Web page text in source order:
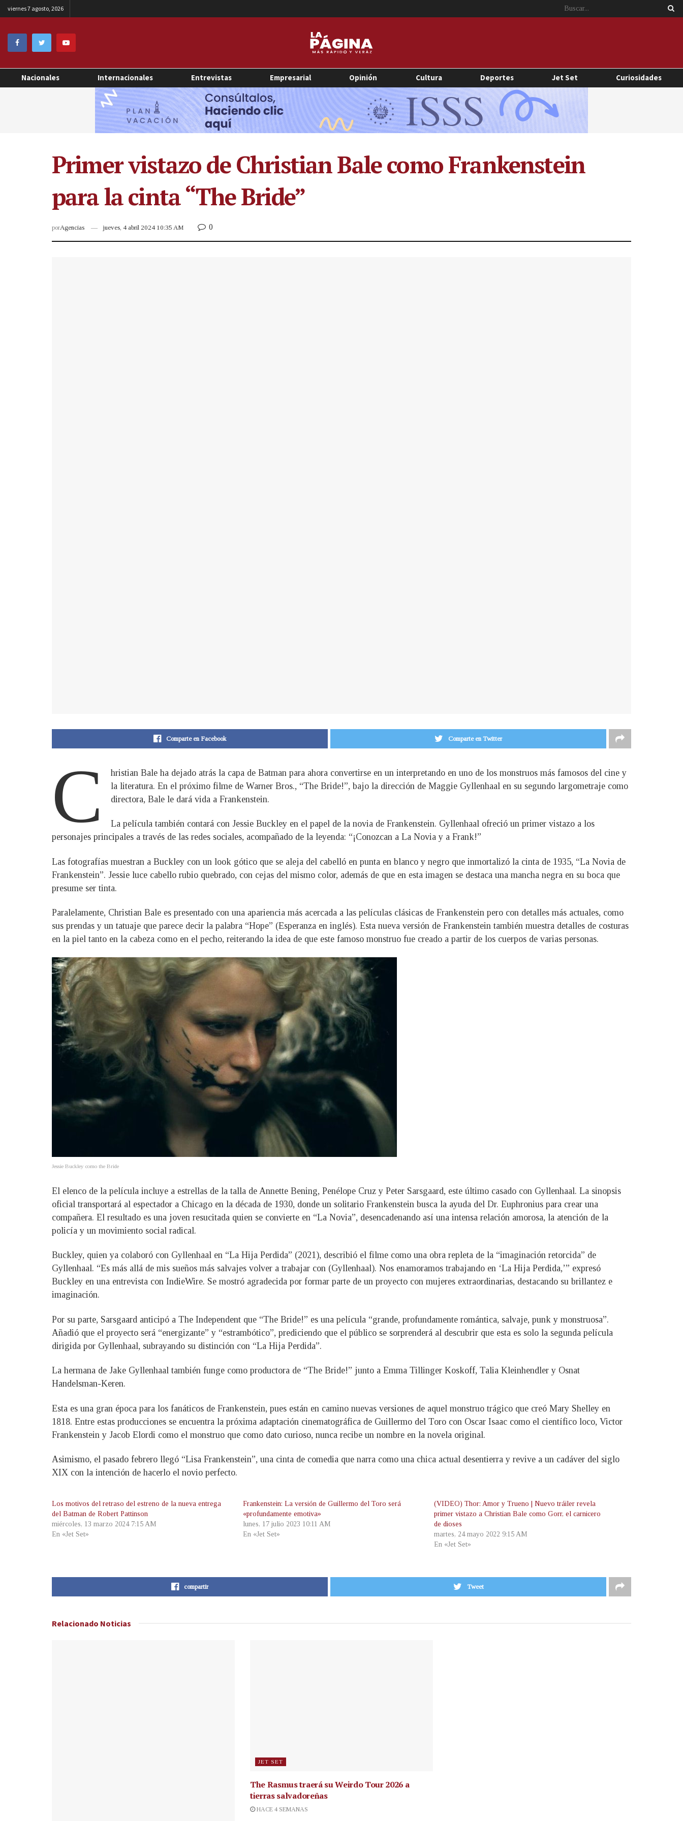
viernes 7 agosto, 2026
Nacionales Internacionales Entrevistas Empresarial Opinión Cultura Deportes Jet Set Curiosidades
Primer vistazo de Christian Bale como Frankenstein
para la cinta “The Bride”
porAgencias jueves, 4 abril 2024 10:35 AM 0
Comparte en Facebook Comparte en Twitter
C
hristian Bale ha dejado atrás la capa de Batman para ahora convertirse en un interpretando en uno de los monstruos más famosos del cine y
la literatura. En el próximo filme de Warner Bros., “The Bride!”, bajo la dirección de Maggie Gyllenhaal en su segundo largometraje como
directora, Bale le dará vida a Frankenstein.
La película también contará con Jessie Buckley en el papel de la novia de Frankenstein. Gyllenhaal ofreció un primer vistazo a los
personajes principales a través de las redes sociales, acompañado de la leyenda: “¡Conozcan a La Novia y a Frank!”
Las fotografías muestran a Buckley con un look gótico que se aleja del cabelló en punta en blanco y negro que inmortalizó la cinta de 1935, “La Novia de
Frankenstein”. Jessie luce cabello rubio quebrado, con cejas del mismo color, además de que en esta imagen se destaca una mancha negra en su boca que
presume ser tinta.
Paralelamente, Christian Bale es presentado con una apariencia más acercada a las películas clásicas de Frankenstein pero con detalles más actuales, como
sus prendas y un tatuaje que parece decir la palabra “Hope” (Esperanza en inglés). Esta nueva versión de Frankenstein también muestra detalles de costuras
en la piel tanto en la cabeza como en el pecho, reiterando la idea de que este famoso monstruo fue creado a partir de los cuerpos de varias personas.
Jessie Buckley como the Bride
El elenco de la película incluye a estrellas de la talla de Annette Bening, Penélope Cruz y Peter Sarsgaard, este último casado con Gyllenhaal. La sinopsis
oficial transportará al espectador a Chicago en la década de 1930, donde un solitario Frankenstein busca la ayuda del Dr. Euphronius para crear una
compañera. El resultado es una joven resucitada quien se convierte en “La Novia”, desencadenando así una intensa relación amorosa, la atención de la
policía y un movimiento social radical.
Buckley, quien ya colaboró con Gyllenhaal en “La Hija Perdida” (2021), describió el filme como una obra repleta de la “imaginación retorcida” de
Gyllenhaal. “Es más allá de mis sueños más salvajes volver a trabajar con (Gyllenhaal). Nos enamoramos trabajando en ‘La Hija Perdida,’” expresó
Buckley en una entrevista con IndieWire. Se mostró agradecida por formar parte de un proyecto con mujeres extraordinarias, destacando su brillantez e
imaginación.
Por su parte, Sarsgaard anticipó a The Independent que “The Bride!” es una película “grande, profundamente romántica, salvaje, punk y monstruosa”.
Añadió que el proyecto será “energizante” y “estrambótico”, prediciendo que el público se sorprenderá al descubrir que esta es solo la segunda película
dirigida por Gyllenhaal, subrayando su distinción con “La Hija Perdida”.
La hermana de Jake Gyllenhaal también funge como productora de “The Bride!” junto a Emma Tillinger Koskoff, Talia Kleinhendler y Osnat
Handelsman-Keren.
Esta es una gran época para los fanáticos de Frankenstein, pues están en camino nuevas versiones de aquel monstruo trágico que creó Mary Shelley en
1818. Entre estas producciones se encuentra la próxima adaptación cinematográfica de Guillermo del Toro con Oscar Isaac como el científico loco, Victor
Frankenstein y Jacob Elordi como el monstruo que como dato curioso, nunca recibe un nombre en la novela original.
Asimismo, el pasado febrero llegó “Lisa Frankenstein”, una cinta de comedia que narra como una chica actual desentierra y revive a un cadáver del siglo
XIX con la intención de hacerlo el novio perfecto.
Los motivos del retraso del estreno de la nueva entrega
del Batman de Robert Pattinson
miércoles, 13 marzo 2024 7:15 AM
En «Jet Set»
Frankenstein: La versión de Guillermo del Toro será
«profundamente emotiva»
lunes, 17 julio 2023 10:11 AM
En «Jet Set»
(VIDEO) Thor: Amor y Trueno | Nuevo tráiler revela
primer vistazo a Christian Bale como Gorr, el carnicero
de dioses
martes, 24 mayo 2022 9:15 AM
En «Jet Set»
compartir Tweet
Relacionado Noticias
JET SET
The Rasmus traerá su Weirdo Tour 2026 a
tierras salvadoreñas
HACE 4 SEMANAS